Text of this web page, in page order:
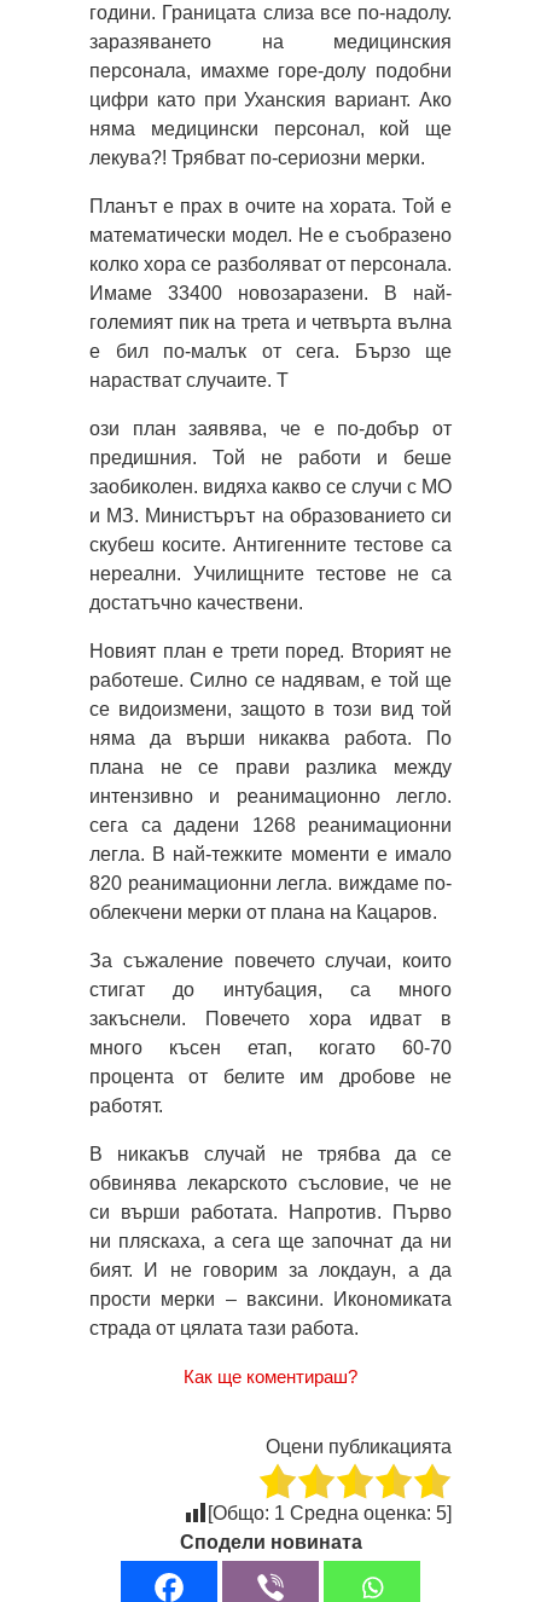
години. Границата слиза все по-надолу.
заразяването на медицинския
персонала, имахме горе-долу подобни
цифри като при Уханския вариант. Ако
няма медицински персонал, кой ще
лекува?! Трябват по-сериозни мерки.
Планът е прах в очите на хората. Той е
математически модел. Не е съобразено
колко хора се разболяват от персонала.
Имаме 33400 новозаразени. В най-
големият пик на трета и четвърта вълна
е бил по-малък от сега. Бързо ще
нарастват случаите. Т
ози план заявява, че е по-добър от
предишния. Той не работи и беше
заобиколен. видяха какво се случи с МО
и МЗ. Министърът на образованието си
скубеш косите. Антигенните тестове са
нереални. Училищните тестове не са
достатъчно качествени.
Новият план е трети поред. Вторият не
работеше. Силно се надявам, е той ще
се видоизмени, защото в този вид той
няма да върши никаква работа. По
плана не се прави разлика между
интензивно и реанимационно легло.
сега са дадени 1268 реанимационни
легла. В най-тежките моменти е имало
820 реанимационни легла. виждаме по-
облекчени мерки от плана на Кацаров.
За съжаление повечето случаи, които
стигат до интубация, са много
закъснели. Повечето хора идват в
много късен етап, когато 60-70
процента от белите им дробове не
работят.
В никакъв случай не трябва да се
обвинява лекарското съсловие, че не
си върши работата. Напротив. Първо
ни пляскаха, а сега ще започнат да ни
бият. И не говорим за локдаун, а да
прости мерки – ваксини. Икономиката
страда от цялата тази работа.
Как ще коментираш?
Оцени публикацията
[Общо: 1 Средна оценка: 5]
Сподели новината